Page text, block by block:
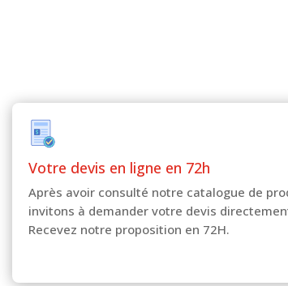
Votre devis en ligne en 72h
Après avoir consulté notre catalogue de
invitons à demander votre devis
Recevez notre proposition en 72H.